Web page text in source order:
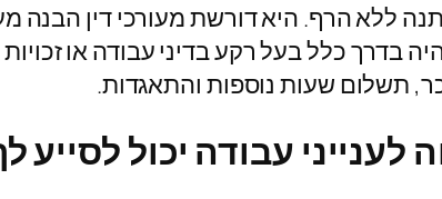
ללא הרף. היא דורשת מעורכי דין הבנה
בדרך כלל בעל רקע בדיני עבודה או
תשלום שעות נוספות והתאגדות.
לענייני עבודה יכול לסייע